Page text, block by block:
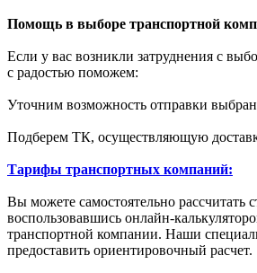
Помощь в выборе транспортной
Если у вас возникли затруднения с
с радостью поможем:
Уточним возможность отправки
Подберем ТК, осуществляющую
Тарифы транспортных компаний:
Вы можете самостоятельно рассчитать
воспользовавшись онлайн-
транспортной компании. Наши
предоставить ориентировочный расчет.